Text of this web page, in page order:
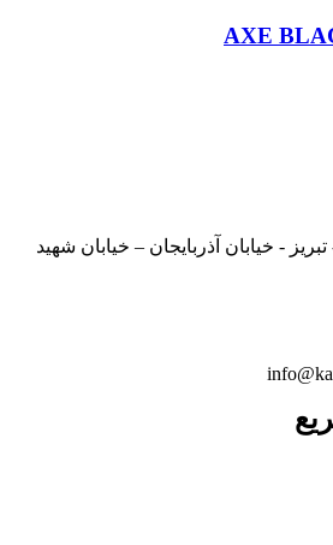
- خیابان آذربایجان – خیابان شهید